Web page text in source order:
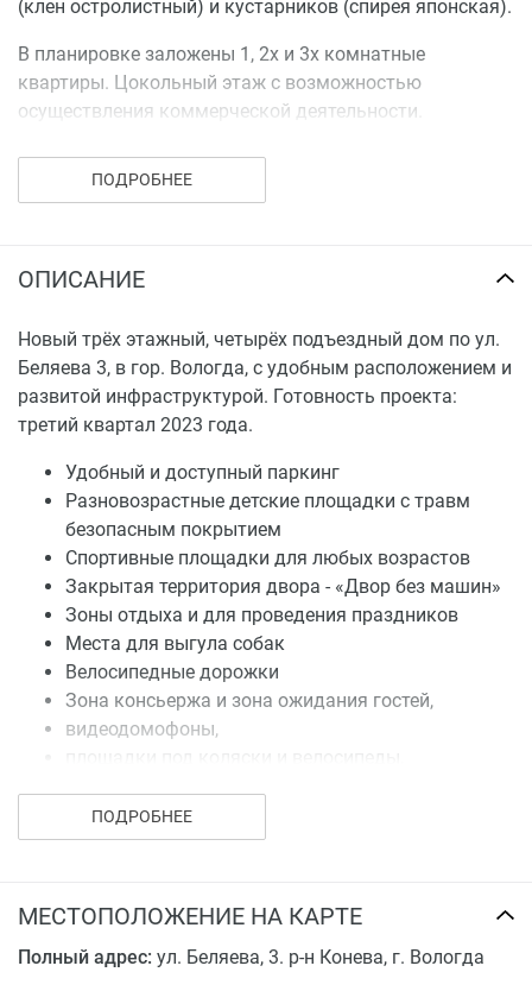
(клен остролистный) и кустарников (спирея японская).
В планировке заложены 1, 2х и 3х комнатные
квартиры. Цокольный этаж с возможностью
осуществления коммерческой деятельности.
Современные большие кухни, гардеробные, нет
смежных комнат. Большой выбор квартир по метражу,
квартирах из ПВХ профилей с двухкамерными
Металлические входные двери.
Все коммуникации
ПОДРОБНЕЕ
ОПИСАНИЕ
Новый трёх этажный, четырёх подъездный дом по ул.
Беляева 3, в гор. Вологда, с удобным расположением и
развитой инфраструктурой. Готовность проекта:
третий квартал 2023 года.
Удобный и доступный паркинг
Разновозрастные детские площадки с травм
безопасным покрытием
Спортивные площадки для любых возрастов
Закрытая территория двора - «Двор без машин»
Зоны отдыха и для проведения праздников
Места для выгула собак
Велосипедные дорожки
Зона консьержа и зона ожидания гостей,
видеодомофоны,
Инфраструктура
Жилой дом расположен в спальном районе с развитой
ПОДРОБНЕЕ
МЕСТОПОЛОЖЕНИЕ НА КАРТЕ
Полный адрес: ул. Беляева, 3. р-н Конева, г. Вологда